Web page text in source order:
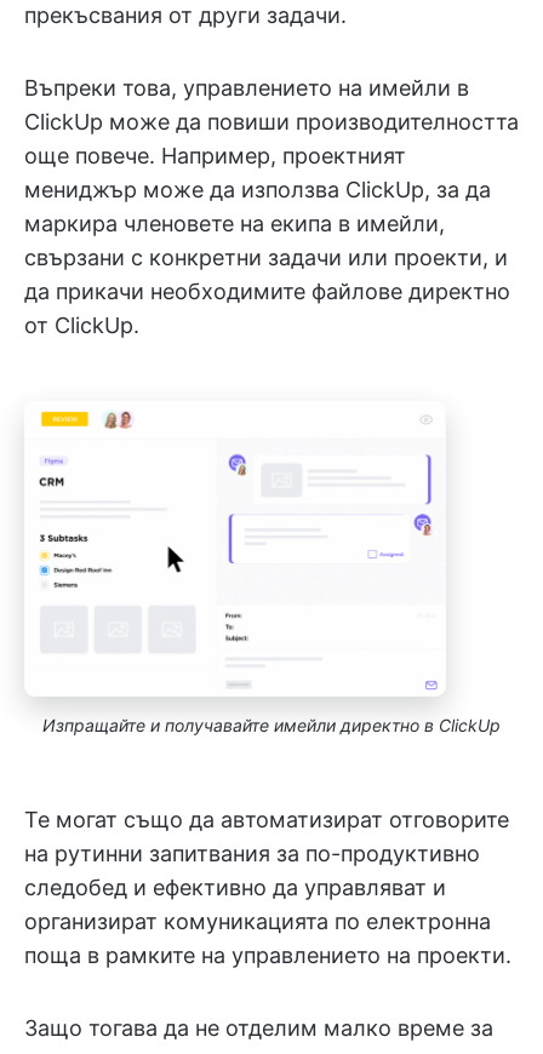
прекъсвания от други задачи.
Въпреки това, управлението на имейли в
ClickUp може да повиши производителността
още повече. Например, проектният
мениджър може да използва ClickUp, за да
маркира членовете на екипа в имейли,
свързани с конкретни задачи или проекти, и
да прикачи необходимите файлове директно
от ClickUp.
Изпращайте и получавайте имейли директно в ClickUp
Те могат също да автоматизират отговорите
на рутинни запитвания за по-продуктивно
следобед и ефективно да управляват и
организират комуникацията по електронна
поща в рамките на управлението на проекти.
Защо тогава да не отделим малко време за